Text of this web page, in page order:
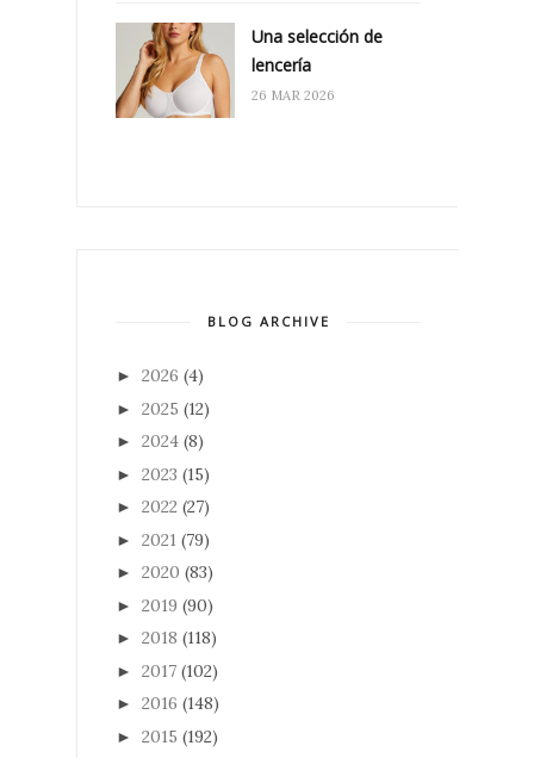
Una selección de
lencería
26 MAR 2026
BLOG ARCHIVE
► 2026 (4)
► 2025 (12)
► 2024 (8)
► 2023 (15)
► 2022 (27)
► 2021 (79)
► 2020 (83)
► 2019 (90)
► 2018 (118)
► 2017 (102)
► 2016 (148)
► 2015 (192)